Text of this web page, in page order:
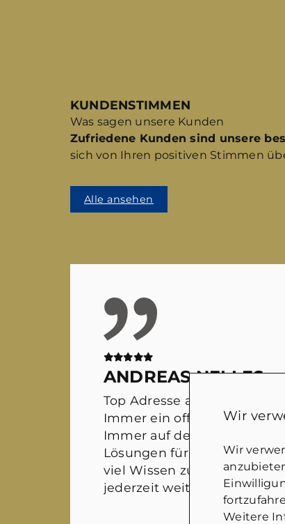
KUNDENSTIMMEN
Was sagen unsere Kunden
Zufriedene Kunden sind unsere
sich von Ihren positiven Stimmen
Alle ansehen
ANDREAS NELLES
Top Adresse auf dem
Immer ein offenes Ohr für
Immer auf der Suche nach
Lösungen für alle
viel Wissen zusammen
jederzeit weiter empfehlen!
Wir
Wir
Weitere